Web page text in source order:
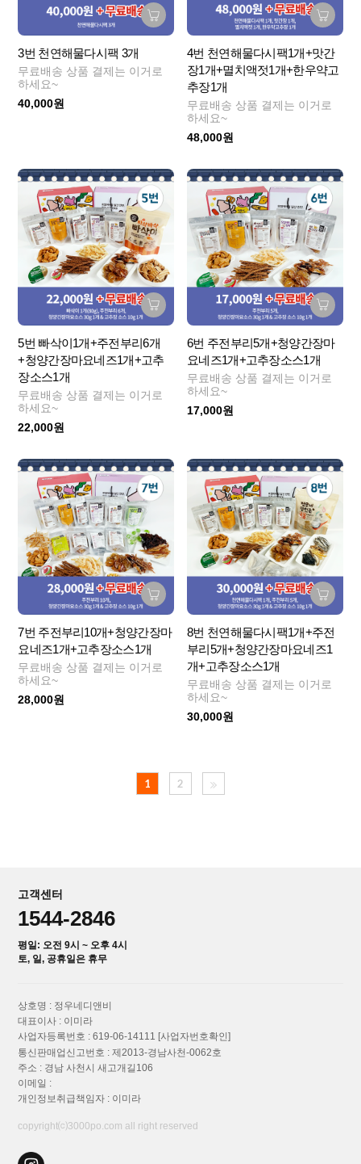
3번 천연해물다시팩 3개
무료배송 상품 결제는 이거로
하세요~
40,000원
4번 천연해물다시팩1개+맛간
장1개+멸치액젓1개+한우약고
추장1개
무료배송 상품 결제는 이거로
하세요~
48,000원
5번 빠삭이1개+주전부리6개
+청양간장마요네즈1개+고추
장소스1개
무료배송 상품 결제는 이거로
하세요~
22,000원
6번 주전부리5개+청양간장마
요네즈1개+고추장소스1개
무료배송 상품 결제는 이거로
하세요~
17,000원
7번 주전부리10개+청양간장마
요네즈1개+고추장소스1개
무료배송 상품 결제는 이거로
하세요~
28,000원
8번 천연해물다시팩1개+주전
부리5개+청양간장마요네즈1
개+고추장소스1개
무료배송 상품 결제는 이거로
하세요~
30,000원
1 2
고객센터
1544-2846
평일: 오전 9시 ~ 오후 4시
토, 일, 공휴일은 휴무
상호명 : 정우네디앤비
대표이사 : 이미라
사업자등록번호 : 619-06-14111 [사업자번호확인]
통신판매업신고번호 : 제2013-경남사천-0062호
주소 : 경남 사천시 새고개길106
이메일 :
개인정보취급책임자 : 이미라
copyright⒞3000po.com all right reserved